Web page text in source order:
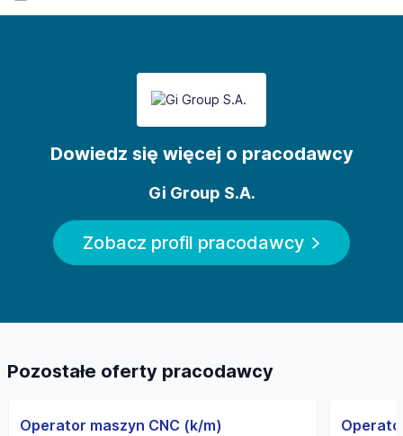
Dowiedz się więcej o pracodawcy
Gi Group S.A.
Zobacz profil pracodawcy
Pozostałe oferty pracodawcy
Operator maszyn CNC (k/m)